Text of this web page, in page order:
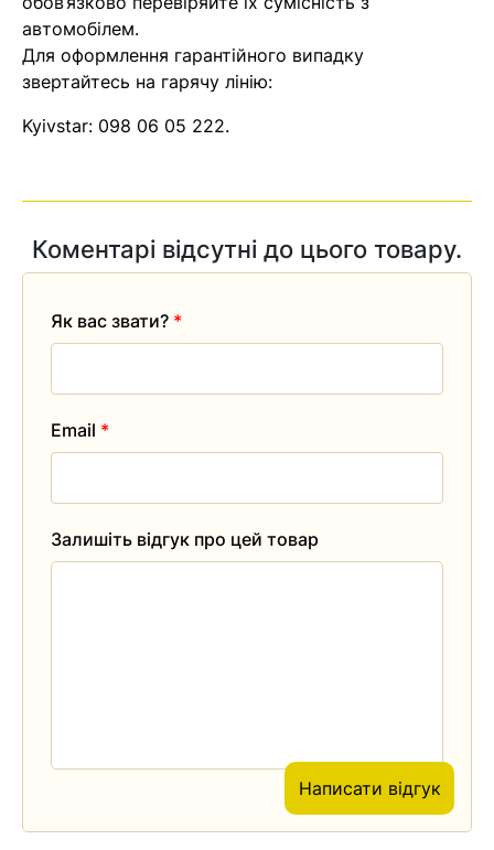
автомобілем.
Для оформлення гарантійного випадку
звертайтесь на гарячу лінію:
Kyivstar: 098 06 05 222.
Коментарі відсутні до цього товару.
Залишіть відгук про цей товар
Як вас звати? *
Email *
Написати відгук